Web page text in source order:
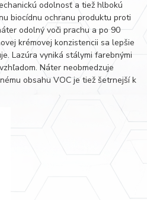
odolnosť a tiež hlbokú
biocídnu ochranu produktu proti
odolný voči prachu a po 90
krémovej konzistencii sa lepšie
Lazúra vyniká stálymi farebnými
Náter neobmedzuje
obsahu VOC je tiež šetrnejší k